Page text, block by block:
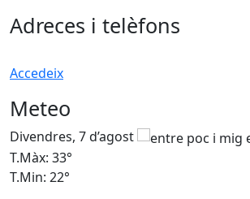
Adreces i telèfons
Accedeix
Meteo
Divendres, 7 d’agost
T.Màx: 33°
T.Min: 22°